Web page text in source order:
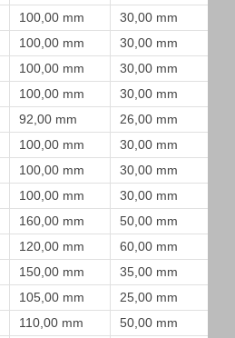
100,00 mm
30,00 mm
100,00 mm
30,00 mm
100,00 mm
30,00 mm
100,00 mm
30,00 mm
92,00 mm
26,00 mm
100,00 mm
30,00 mm
100,00 mm
30,00 mm
100,00 mm
30,00 mm
160,00 mm
50,00 mm
120,00 mm
60,00 mm
150,00 mm
35,00 mm
105,00 mm
25,00 mm
110,00 mm
50,00 mm